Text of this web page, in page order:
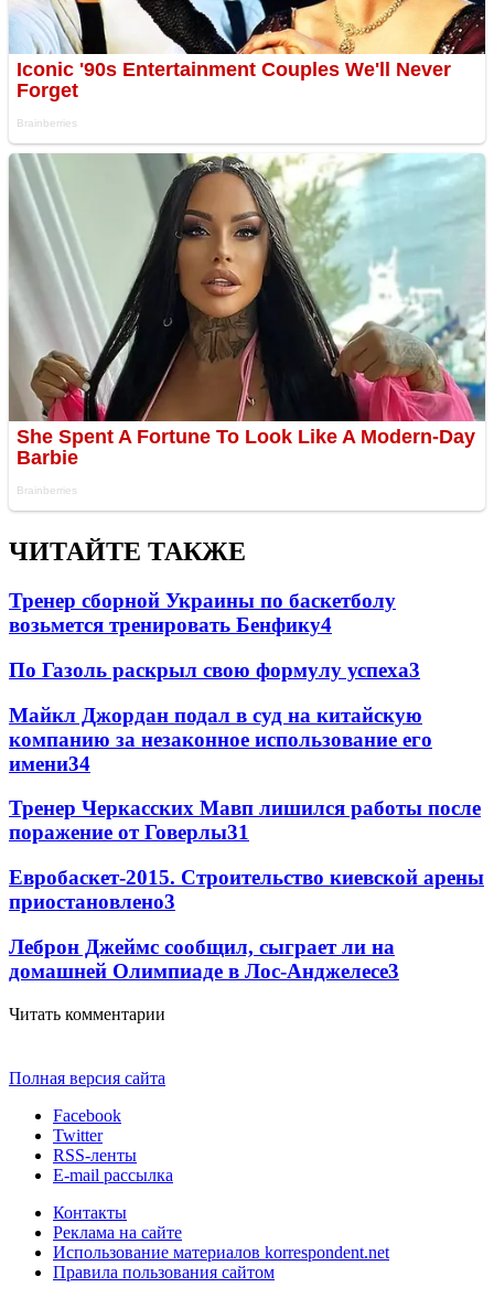
ЧИТАЙТЕ ТАКЖЕ
Тренер сборной Украины по баскетболу
возьмется тренировать Бенфику4
По Газоль раскрыл свою формулу успеха3
Майкл Джордан подал в суд на китайскую
компанию за незаконное использование его
имени34
Тренер Черкасских Мавп лишился работы после
поражение от Говерлы31
Евробаскет-2015. Строительство киевской арены
приостановлено3
Леброн Джеймс сообщил, сыграет ли на
домашней Олимпиаде в Лос-Анджелесе3
Читать комментарии
Полная версия сайта
Facebook
Twitter
RSS-ленты
E-mail рассылка
Контакты
Реклама на сайте
Использование материалов korrespondent.net
Правила пользования сайтом